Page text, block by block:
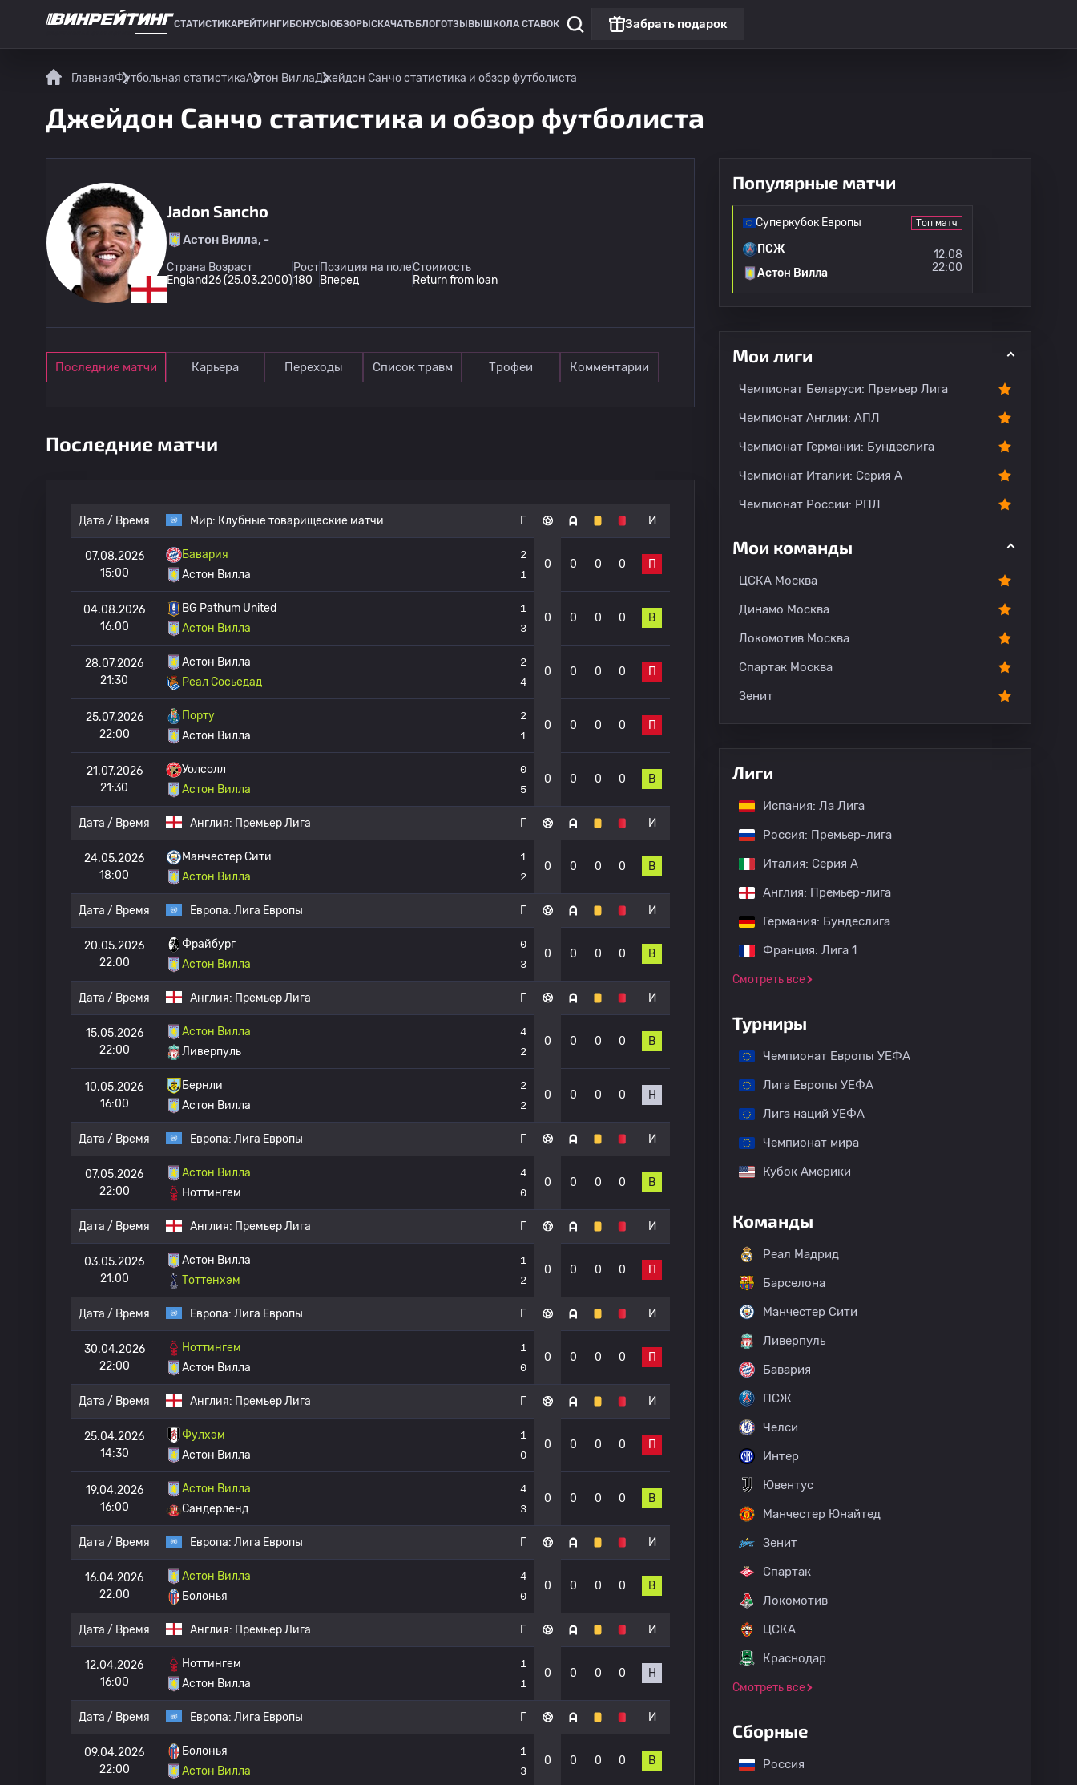
СТАТИСТИКАРЕЙТИНГИ БОНУСЫ ОБЗОРЫ СКАЧАТЬ БЛОГОТЗЫВЫ ШКОЛА СТАВОК Забрать подарок
ГлавнаяФутбольная статистикаАстон ВиллаДжейдон Санчо статистика и обзор футболиста
Джейдон Санчо статистика и обзор футболиста
Jadon Sancho
Астон Вилла, -
Страна
England
Возраст
26 (25.03.2000)
Рост
180
Позиция на поле
Вперед
Стоимость
Return from loan
Последние матчи Карьера Переходы Список травм Трофеи Комментарии
Последние матчи
Дата / Время Мир: Клубные товарищеские матчи Г И
07.08.2026
15:00
Бавария
Астон Вилла
2
1
0 0 0 0 П
04.08.2026
16:00
BG Pathum United
Астон Вилла
1
3
0 0 0 0 В
28.07.2026
21:30
Астон Вилла
Реал Сосьедад
2
4
0 0 0 0 П
25.07.2026
22:00
Порту
Астон Вилла
2
1
0 0 0 0 П
21.07.2026
21:30
Уолсолл
Астон Вилла
0
5
0 0 0 0 В
Дата / Время Англия: Премьер Лига Г И
24.05.2026
18:00
Манчестер Сити
Астон Вилла
1
2
0 0 0 0 В
Дата / Время Европа: Лига Европы Г И
20.05.2026
22:00
Фрайбург
Астон Вилла
0
3
0 0 0 0 В
Дата / Время Англия: Премьер Лига Г И
15.05.2026
22:00
Астон Вилла
Ливерпуль
4
2
0 0 0 0 В
10.05.2026
16:00
Бернли
Астон Вилла
2
2
0 0 0 0 Н
Дата / Время Европа: Лига Европы Г И
07.05.2026
22:00
Астон Вилла
Ноттингем
4
0
0 0 0 0 В
Дата / Время Англия: Премьер Лига Г И
03.05.2026
21:00
Астон Вилла
Тоттенхэм
1
2
0 0 0 0 П
Дата / Время Европа: Лига Европы Г И
30.04.2026
22:00
Ноттингем
Астон Вилла
1
0
0 0 0 0 П
Дата / Время Англия: Премьер Лига Г И
25.04.2026
14:30
Фулхэм
Астон Вилла
1
0
0 0 0 0 П
19.04.2026
16:00
Астон Вилла
Сандерленд
4
3
0 0 0 0 В
Дата / Время Европа: Лига Европы Г И
16.04.2026
22:00
Астон Вилла
Болонья
4
0
0 0 0 0 В
Дата / Время Англия: Премьер Лига Г И
12.04.2026
16:00
Ноттингем
Астон Вилла
1
1
0 0 0 0 Н
Дата / Время Европа: Лига Европы Г И
09.04.2026
22:00
Болонья
Астон Вилла
1
3
0 0 0 0 В
Популярные матчи
Суперкубок Европы Топ матч
ПСЖ
Астон Вилла
12.08
22:00
Мои лиги
Чемпионат Беларуси: Премьер Лига
Чемпионат Англии: АПЛ
Чемпионат Германии: Бундеслига
Чемпионат Италии: Серия А
Чемпионат России: РПЛ
Мои команды
ЦСКА Москва
Динамо Москва
Локомотив Москва
Спартак Москва
Зенит
Лиги
Испания: Ла Лига
Россия: Премьер-лига
Италия: Серия А
Англия: Премьер-лига
Германия: Бундеслига
Франция: Лига 1
Смотреть все
Турниры
Чемпионат Европы УЕФА
Лига Европы УЕФА
Лига наций УЕФА
Чемпионат мира
Кубок Америки
Команды
Реал Мадрид
Барселона
Манчестер Сити
Ливерпуль
Бавария
ПСЖ
Челси
Интер
Ювентус
Манчестер Юнайтед
Зенит
Спартак
Локомотив
ЦСКА
Краснодар
Смотреть все
Сборные
Россия